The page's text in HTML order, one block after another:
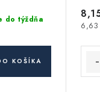
do týždňa
KOŠÍKA
6,63